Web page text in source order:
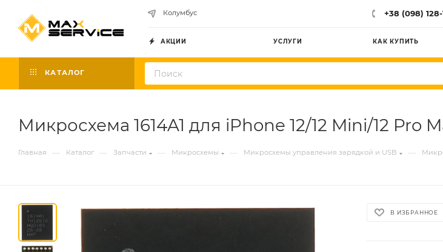
Колумбус +38 (098) 128-
АКЦИИ УСЛУГИ КАК КУПИТЬ
КАТАЛОГ
Микросхема 1614A1 для iPhone 12/12 Mini/12 Pro
Главная — Каталог — Запчасти — Микросхемы — Микросхемы управления зарядкой и USB —
В ИЗБРАННОЕ